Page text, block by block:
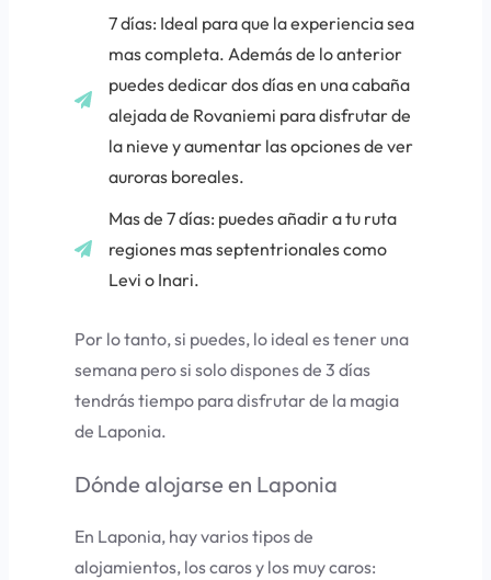
7 días: Ideal para que la experiencia sea
mas completa. Además de lo anterior
puedes dedicar dos días en una cabaña
alejada de Rovaniemi para disfrutar de
la nieve y aumentar las opciones de ver
auroras boreales.
Mas de 7 días: puedes añadir a tu ruta
regiones mas septentrionales como
Levi o Inari.
Por lo tanto, si puedes, lo ideal es tener una
semana pero si solo dispones de 3 días
tendrás tiempo para disfrutar de la magia
de Laponia.
Dónde alojarse en Laponia
En Laponia, hay varios tipos de
alojamientos, los caros y los muy caros: